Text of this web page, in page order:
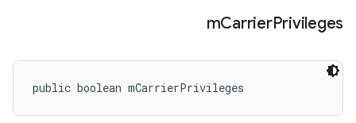
mCarrierPrivileges
public boolean mCarrierPrivileges